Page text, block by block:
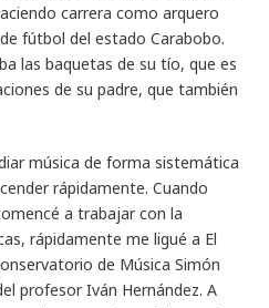
carrera como arquero
fútbol del estado Carabobo.
las baquetas de su tío, que es
de su padre, que también
música de forma sistemática
rápidamente. Cuando
a trabajar con la
rápidamente me ligué a El
de Música Simón
profesor Iván Hernández. A